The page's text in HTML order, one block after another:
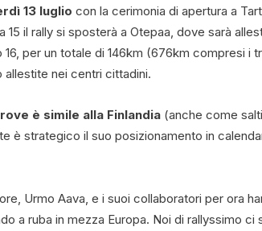
13 luglio con la cerimonia di apertura a
15 il rally si sposterà a Otepaa, dove sarà
16, per un totale di 146km (676km compresi i
nei centri cittadini.
è simile alla Finlandia (anche come
è strategico il suo posizionamento in
Urmo Aava, e i suoi collaboratori per ora
a ruba in mezza Europa. Noi di rallyssimo ci